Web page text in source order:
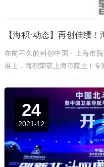
在前不久的科创中国 · 上海市
展上，海积荣获上海市院士 ( 专
24
2021-12